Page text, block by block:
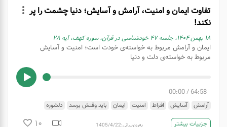
تفاوت ایمان و امنیت، آرامش و آسایش؛ دنیا چشمت را پر
نکند!
۱۸ بهمن ۱۴۰۴، جلسه ۴۷ خودشناسی در قرآن، سوره کهف، آیه ۲۸
ایمان و آرامش مربوط به خواسته‌ی خودت است؛ امنیت و آسایش
مربوط به خواسته‌ی دلت و دنیا
64:58
/
00:00
آرامش آسایش افراط امنیت ایمان باید وقتش برسد
دلشوره
دنیای فریبنده
رضایت
جزییات بیشتر به‌روزرسانی:1405/4/22
10